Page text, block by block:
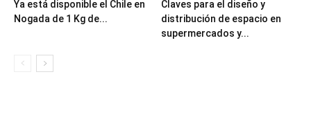
Ya está disponible el Chile en
Nogada de 1 Kg de...
Claves para el diseño y
distribución de espacio en
supermercados y...